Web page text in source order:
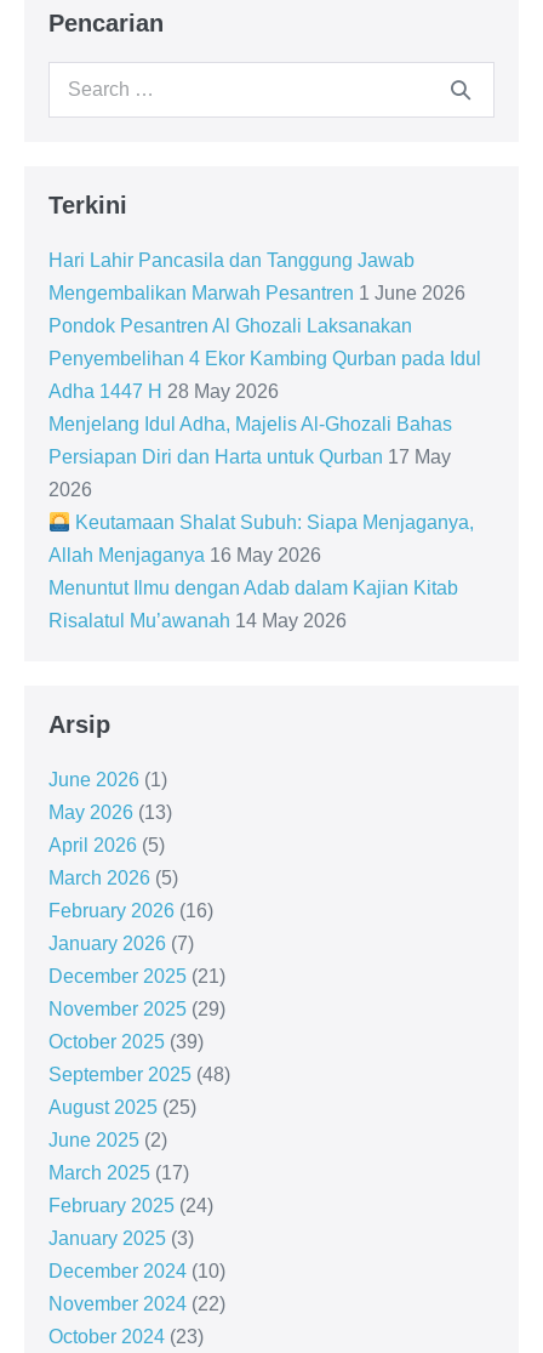
Pencarian
Search
Terkini
Hari Lahir Pancasila dan Tanggung Jawab
Mengembalikan Marwah Pesantren 1 June 2026
Pondok Pesantren Al Ghozali Laksanakan
Penyembelihan 4 Ekor Kambing Qurban pada Idul
Adha 1447 H 28 May 2026
Menjelang Idul Adha, Majelis Al-Ghozali Bahas
Persiapan Diri dan Harta untuk Qurban 17 May
2026
Keutamaan Shalat Subuh: Siapa Menjaganya,
Allah Menjaganya 16 May 2026
Menuntut Ilmu dengan Adab dalam Kajian Kitab
Risalatul Mu’awanah 14 May 2026
Arsip
June 2026 (1)
May 2026 (13)
April 2026 (5)
March 2026 (5)
February 2026 (16)
January 2026 (7)
December 2025 (21)
November 2025 (29)
October 2025 (39)
September 2025 (48)
August 2025 (25)
June 2025 (2)
March 2025 (17)
February 2025 (24)
January 2025 (3)
December 2024 (10)
November 2024 (22)
October 2024 (23)